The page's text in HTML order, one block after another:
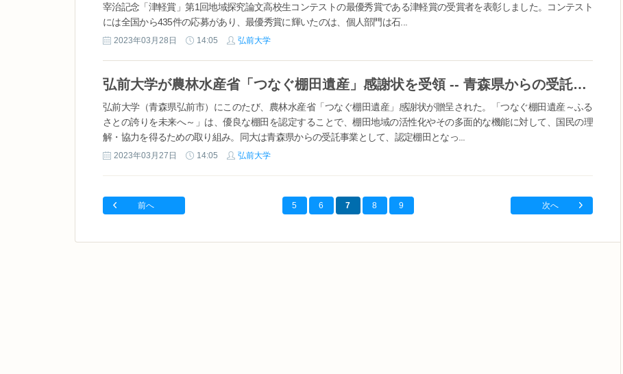
宰治記念「津軽賞」第1回地域探究論文高校生コンテストの最優秀賞である津軽賞の受賞者を表彰しました。コンテスト
には全国から435件の応募があり、最優秀賞に輝いたのは、個人部門は石...
2023年03月28日 14:05 弘前大学
弘前大学が農林水産省「つなぐ棚田遺産」感謝状を受領 -- 青森県からの受託研究による黒石市大川原地区での活動が評価
弘前大学（青森県弘前市）にこのたび、農林水産省「つなぐ棚田遺産」感謝状が贈呈された。「つなぐ棚田遺産～ふる
さとの誇りを未来へ～」は、優良な棚田を認定することで、棚田地域の活性化やその多面的な機能に対して、国民の理
解・協力を得るための取り組み。同大は青森県からの受託事業として、認定棚田となっ...
2023年03月27日 14:05 弘前大学
前へ 5 6 7 8 9 次へ